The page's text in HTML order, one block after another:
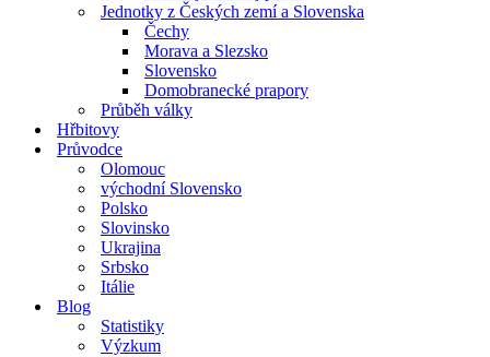
Jednotky z Českých zemí a Slovenska
Čechy
Morava a Slezsko
Slovensko
Domobranecké prapory
Průběh války
Hřbitovy
Průvodce
Olomouc
východní Slovensko
Polsko
Slovinsko
Ukrajina
Srbsko
Itálie
Blog
Statistiky
Výzkum